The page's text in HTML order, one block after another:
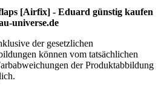
[Airfix] - Eduard günstig kaufen
universe.de
der gesetzlichen
können vom tatsächlichen
der Produktabbildung